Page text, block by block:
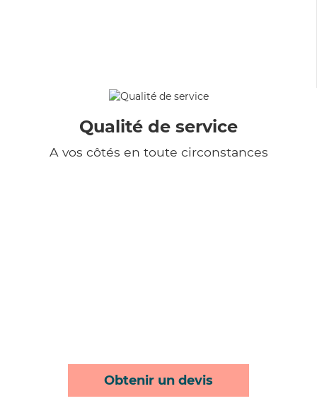
Qualité de service
A vos côtés en toute circonstances
Obtenir un devis